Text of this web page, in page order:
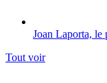
Joan Laporta, le
Tout voir